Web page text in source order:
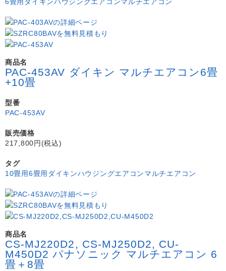
商品名
PAC-453AV ダイキン マルチエアコン6畳
+10畳
型番
PAC-453AV
販売価格
217,800円(税込)
タグ
10畳用6畳用 ダイキンハウジングエアコンマルチエアコン
商品名
CS-MJ220D2, CS-MJ250D2, CU-
M450D2 パナソニック マルチエアコン 6
畳＋8畳